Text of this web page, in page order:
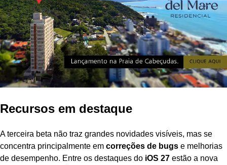
Recursos em destaque
A terceira beta não traz grandes novidades visíveis, mas se
concentra principalmente em correções de bugs e melhorias
de desempenho. Entre os destaques do iOS 27 estão a nova